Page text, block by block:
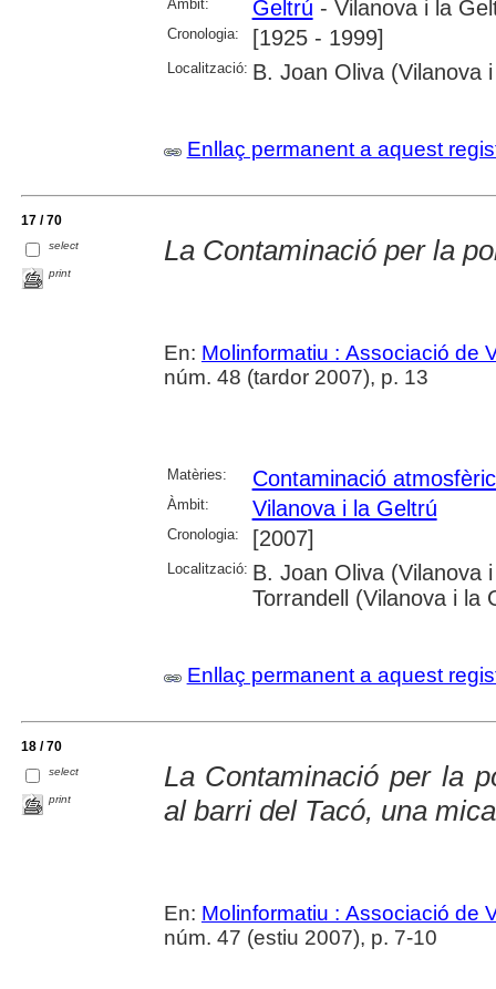
Àmbit: Geltrú - Vilanova i la
Cronologia: [1925 - 1999]
Localització: B. Joan Oliva (Vilanova
Enllaç permanent a aquest
17 / 70
select
print
La Contaminació per la
En: Molinformatiu : Associació de
núm. 48 (tardor 2007), p. 13
Matèries: Contaminació
Àmbit: Vilanova i la Geltrú
Cronologia: [2007]
Localització: B. Joan Oliva (Vilanova
Torrandell (Vilanova i la
Enllaç permanent a aquest
18 / 70
select
print
La Contaminació per la
al barri del Tacó, una
En: Molinformatiu : Associació de
núm. 47 (estiu 2007), p. 7-10